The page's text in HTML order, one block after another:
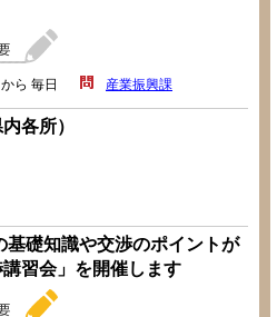
ら 毎日 産業振興課
各所）
基礎知識や交渉のポイントが
習会」を開催します